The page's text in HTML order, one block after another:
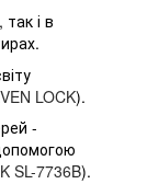
і в
LOCK).
-
SL-7736B).